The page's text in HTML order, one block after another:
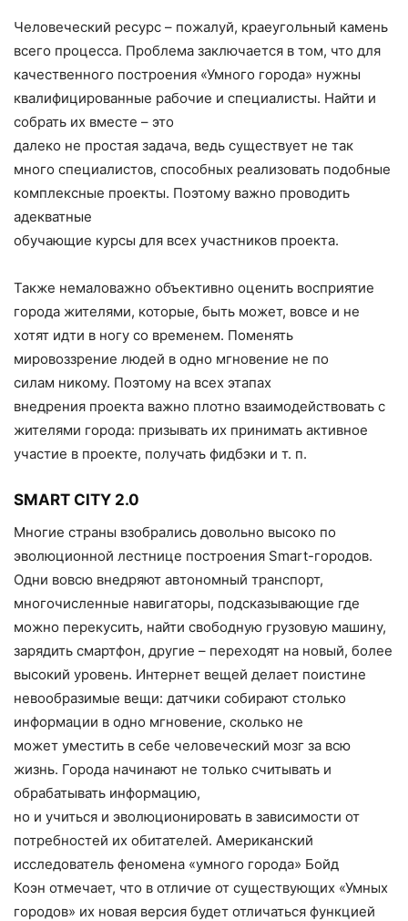
Человеческий ресурс – пожалуй, краеугольный камень
всего процесса. Проблема заключается в том, что для
качественного построения «Умного города» нужны
квалифицированные рабочие и специалисты. Найти и
собрать их вместе – это
далеко не простая задача, ведь существует не так
много специалистов, способных реализовать подобные
комплексные проекты. Поэтому важно проводить
адекватные
обучающие курсы для всех участников проекта.
Также немаловажно объективно оценить восприятие
города жителями, которые, быть может, вовсе и не
хотят идти в ногу со временем. Поменять
мировоззрение людей в одно мгновение не по
силам никому. Поэтому на всех этапах
внедрения проекта важно плотно взаимодействовать с
жителями города: призывать их принимать активное
участие в проекте, получать фидбэки и т. п.
SMART CITY 2.0
Многие страны взобрались довольно высоко по
эволюционной лестнице построения Smart-городов.
Одни вовсю внедряют автономный транспорт,
многочисленные навигаторы, подсказывающие где
можно перекусить, найти свободную грузовую машину,
зарядить смартфон, другие – переходят на новый, более
высокий уровень. Интернет вещей делает поистине
невообразимые вещи: датчики собирают столько
информации в одно мгновение, сколько не
может уместить в себе человеческий мозг за всю
жизнь. Города начинают не только считывать и
обрабатывать информацию,
но и учиться и эволюционировать в зависимости от
потребностей их обитателей. Американский
исследователь феномена «умного города» Бойд
Коэн отмечает, что в отличие от существующих «Умных
городов» их новая версия будет отличаться функцией